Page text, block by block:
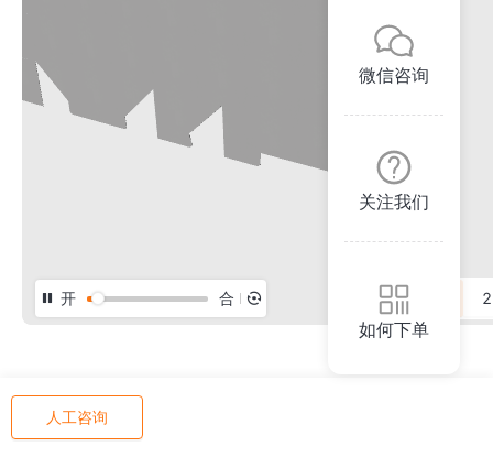
开 合
人工咨询
微信咨询
关注我们
如何下单